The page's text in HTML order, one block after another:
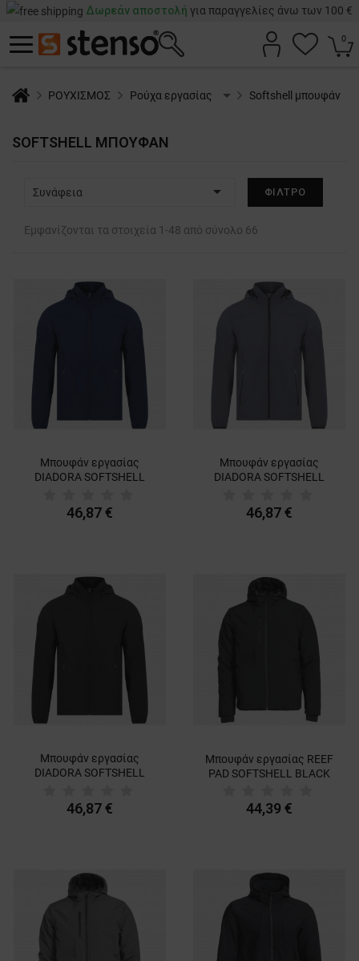
Δωρεάν αποστολή για παραγγελίες άνω των 100 €
0
ΡΟΥΧΙΣΜΟΣ Ρούχα εργασίας Softshell μπουφάν
SOFTSHELL ΜΠΟΥΦΆΝ
Συνάφεια  ΦΊΛΤΡΟ
Εμφανίζονται τα στοιχεία 1-48 από σύνολο 66
Μπουφάν εργασίας
DIADORA SOFTSHELL
46,87 €
Μπουφάν εργασίας
DIADORA SOFTSHELL
46,87 €
Μπουφάν εργασίας
DIADORA SOFTSHELL
46,87 €
Μπουφάν εργασίας REEF
PAD SOFTSHELL BLACK
44,39 €